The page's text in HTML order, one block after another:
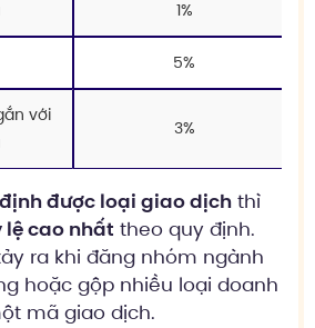
1%
5%
với
3%
được loại giao dịch thì
lệ cao nhất theo quy định.
ra khi đăng nhóm ngành
hoặc gộp nhiều loại doanh
mã giao dịch.